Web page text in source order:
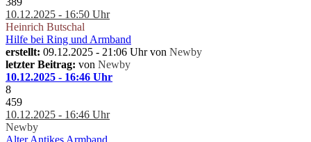
10.12.2025 - 16:50 Uhr
Heinrich Butschal
Hilfe bei Ring und Armband
erstellt: 09.12.2025 - 21:06 Uhr von Newby
letzter Beitrag: von Newby
10.12.2025 - 16:46 Uhr
8
459
10.12.2025 - 16:46 Uhr
Newby